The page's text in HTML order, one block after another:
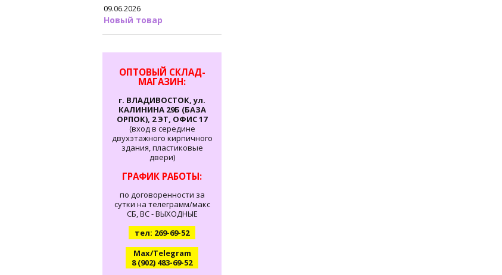
09.06.2026
Новый товар
ОПТОВЫЙ СКЛАД-
МАГАЗИН:
г. ВЛАДИВОСТОК, ул.
КАЛИНИНА 29Б (БАЗА
ОРПОК), 2 ЭТ, ОФИС 17
(вход в середине
двухэтажного кирпичного
здания, пластиковые
двери)
ГРАФИК РАБОТЫ:
по договоренности за
сутки на телеграмм/макс
СБ, ВС - ВЫХОДНЫЕ
тел: 269-69-52
Max/Telegram
8 (902) 483-69-52